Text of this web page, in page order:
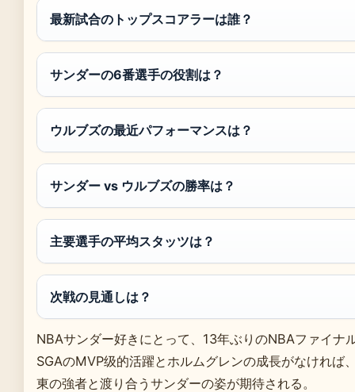
最新試合のトップスコアラーは誰？
サンダーの6番選手の役割は？
ウルブズの最近パフォーマンスは？
サンダー vs ウルブズの勝率は？
主要選手の平均スタッツは？
次戦の見通しは？
NBAサンダー好きにとって、13年ぶりのNBAファイ
SGAのMVP级的活躍とホルムグレンの成長がなけれ
東の強者と渡り合うサンダーの姿が期待される。